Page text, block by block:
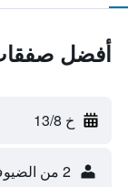
أفضل
خ 13/8
2 من الضيوف، غرفة واحدة